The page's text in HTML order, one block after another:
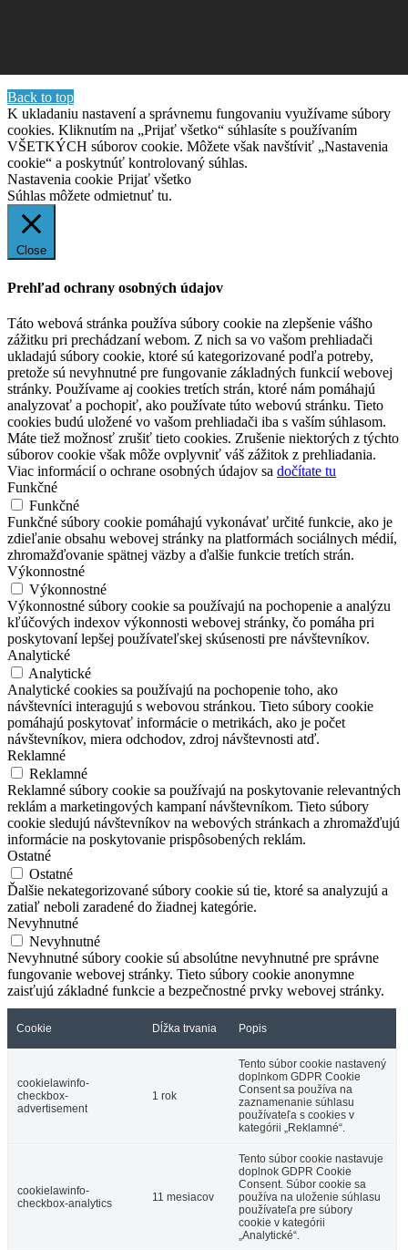
Back to top
K ukladaniu nastavení a správnemu fungovaniu využívame súbory
cookies. Kliknutím na „Prijať všetko“ súhlasíte s používaním
VŠETKÝCH súborov cookie. Môžete však navštíviť „Nastavenia
cookie“ a poskytnúť kontrolovaný súhlas.
Nastavenia cookie Prijať všetko
Súhlas môžete odmietnuť tu.
Close
Prehľad ochrany osobných údajov
Táto webová stránka používa súbory cookie na zlepšenie vášho
zážitku pri prechádzaní webom. Z nich sa vo vašom prehliadači
ukladajú súbory cookie, ktoré sú kategorizované podľa potreby,
pretože sú nevyhnutné pre fungovanie základných funkcií webovej
stránky. Používame aj cookies tretích strán, ktoré nám pomáhajú
analyzovať a pochopiť, ako používate túto webovú stránku. Tieto
cookies budú uložené vo vašom prehliadači iba s vaším súhlasom.
Máte tiež možnosť zrušiť tieto cookies. Zrušenie niektorých z týchto
súborov cookie však môže ovplyvniť váš zážitok z prehliadania.
Viac informácií o ochrane osobných údajov sa dočítate tu
Funkčné
Funkčné
Funkčné súbory cookie pomáhajú vykonávať určité funkcie, ako je
zdieľanie obsahu webovej stránky na platformách sociálnych médií,
zhromažďovanie spätnej väzby a ďalšie funkcie tretích strán.
Výkonnostné
Výkonnostné
Výkonnostné súbory cookie sa používajú na pochopenie a analýzu
kľúčových indexov výkonnosti webovej stránky, čo pomáha pri
poskytovaní lepšej používateľskej skúsenosti pre návštevníkov.
Analytické
Analytické
Analytické cookies sa používajú na pochopenie toho, ako
návštevníci interagujú s webovou stránkou. Tieto súbory cookie
pomáhajú poskytovať informácie o metrikách, ako je počet
návštevníkov, miera odchodov, zdroj návštevnosti atď.
Reklamné
Reklamné
Reklamné súbory cookie sa používajú na poskytovanie relevantných
reklám a marketingových kampaní návštevníkom. Tieto súbory
cookie sledujú návštevníkov na webových stránkach a zhromažďujú
informácie na poskytovanie prispôsobených reklám.
Ostatné
Ostatné
Ďalšie nekategorizované súbory cookie sú tie, ktoré sa analyzujú a
zatiaľ neboli zaradené do žiadnej kategórie.
Nevyhnutné
Nevyhnutné
Nevyhnutné súbory cookie sú absolútne nevyhnutné pre správne
fungovanie webovej stránky. Tieto súbory cookie anonymne
zaisťujú základné funkcie a bezpečnostné prvky webovej stránky.
Cookie Dĺžka trvania Popis
cookielawinfo-
checkbox-
advertisement
1 rok
Tento súbor cookie nastavený
doplnkom GDPR Cookie
Consent sa používa na
zaznamenanie súhlasu
používateľa s cookies v
kategórii „Reklamné“.
cookielawinfo-
checkbox-analytics
11 mesiacov
Tento súbor cookie nastavuje
doplnok GDPR Cookie
Consent. Súbor cookie sa
používa na uloženie súhlasu
používateľa pre súbory
cookie v kategórii
„Analytické“.